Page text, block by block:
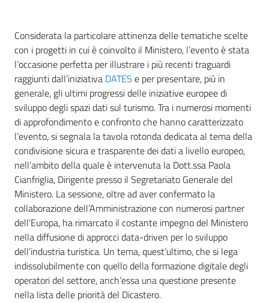
Considerata la particolare attinenza delle tematiche scelte
con i progetti in cui è coinvolto il Ministero, l’evento è stata
l’occasione perfetta per illustrare i più recenti traguardi
raggiunti dall’iniziativa DATES e per presentare, più in
generale, gli ultimi progressi delle iniziative europee di
sviluppo degli spazi dati sul turismo. Tra i numerosi momenti
di approfondimento e confronto che hanno caratterizzato
l’evento, si segnala la tavola rotonda dedicata al tema della
condivisione sicura e trasparente dei dati a livello europeo,
nell’ambito della quale è intervenuta la Dott.ssa Paola
Cianfriglia, Dirigente presso il Segretariato Generale del
Ministero. La sessione, oltre ad aver confermato la
collaborazione dell’Amministrazione con numerosi partner
dell’Europa, ha rimarcato il costante impegno del Ministero
nella diffusione di approcci data-driven per lo sviluppo
dell’industria turistica. Un tema, quest’ultimo, che si lega
indissolubilmente con quello della formazione digitale degli
operatori del settore, anch’essa una questione presente
nella lista delle priorità del Dicastero.